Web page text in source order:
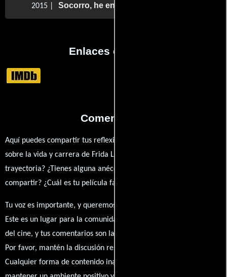
2015 | Socorro, he encogido a la profe
Enlaces externos
Comentarios
Aquí puedes compartir tus reflexiones, anécdotas y opiniones
sobre la vida y carrera de Frida Lizine. ¿Qué te ha inspirado de su
trayectoria? ¿Tienes alguna anécdota personal que desees
compartir? ¿Cuál es tu película favorita en la que ha participado?
Tu voz es importante, y queremos escuchar tus pensamientos.
Este es un lugar para la comunidad de admiradores y amantes
del cine, y tus comentarios son la esencia de esta conversación.
Por favor, mantén la discusión respetuosa y constructiva.
Cualquier forma de contenido inapropiado será eliminado para